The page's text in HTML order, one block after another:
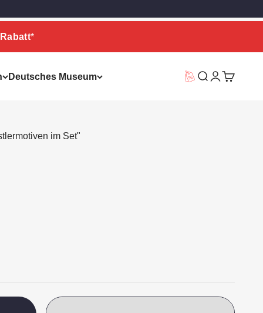
*
Deutsches Museum Vorteilswelt
Suche
im Set"